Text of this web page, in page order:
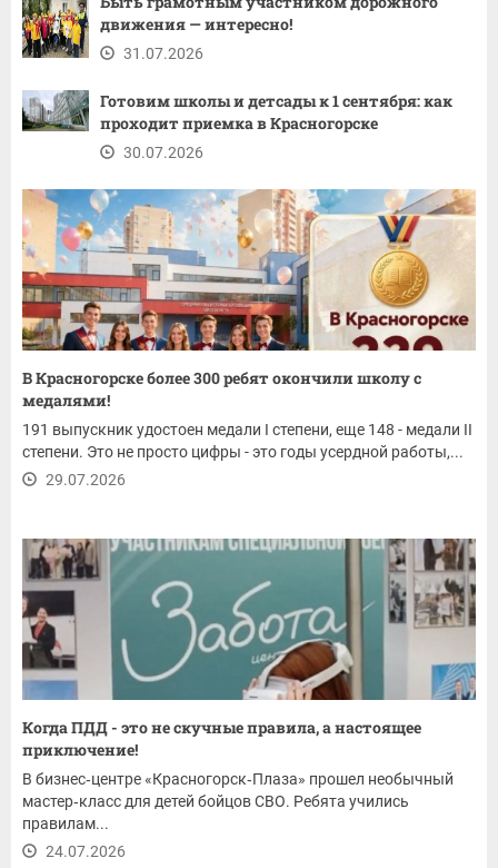
движения — интересно!
31.07.2026
Готовим школы и детсады к 1 сентября: как
проходит приемка в Красногорске
30.07.2026
В Красногорске более 300 ребят окончили школу с
медалями!
191 выпускник удостоен медали I степени, еще 148 - медали II
степени. Это не просто цифры - это годы усердной работы,...
29.07.2026
Когда ПДД - это не скучные правила, а настоящее
приключение!
В бизнес‑центре «Красногорск‑Плаза» прошел необычный
мастер‑класс для детей бойцов СВО. Ребята учились
правилам...
24.07.2026